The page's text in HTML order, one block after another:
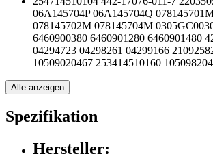
06A145704P 06A145704Q
078145702M 078145704M
6460900380 6460901280 6460901480
04294723 04298261 04299166
10509020467 253414510160
Alle anzeigen
Spezifikation
Hersteller: